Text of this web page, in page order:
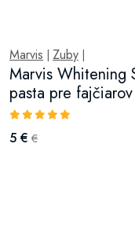
Marvis Zuby
Marvis Whitening
pasta pre
5 € €